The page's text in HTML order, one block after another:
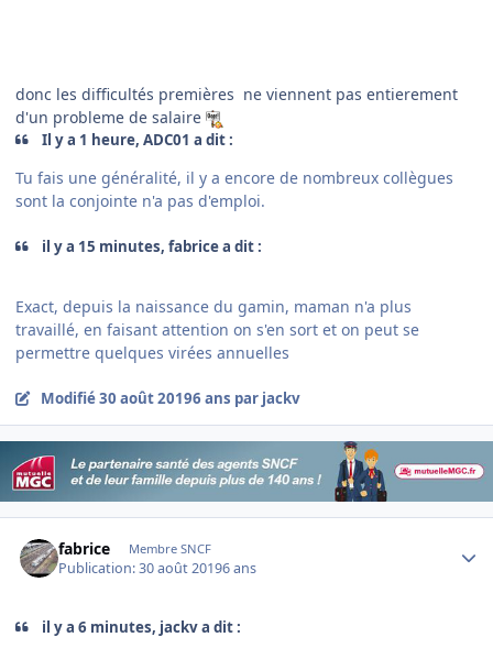
donc les difficultés premières ne viennent pas entierement
d'un probleme de salaire
Il y a 1 heure, ADC01 a dit :
Tu fais une généralité, il y a encore de nombreux collègues
sont la conjointe n'a pas d'emploi.
il y a 15 minutes, fabrice a dit :
Exact, depuis la naissance du gamin, maman n'a plus
travaillé, en faisant attention on s'en sort et on peut se
permettre quelques virées annuelles
Modifié30 août 20196 ans par jackv
fabrice Membre SNCF
Publication:30 août 20196 ans
il y a 6 minutes, jackv a dit :